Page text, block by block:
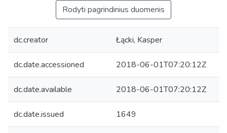
Rodyti pagrindinius duomenis
dc.creator Łącki, Kasper
dc.date.accessioned 2018-06-01T07:20:12Z
dc.date.available 2018-06-01T07:20:12Z
dc.date.issued 1649